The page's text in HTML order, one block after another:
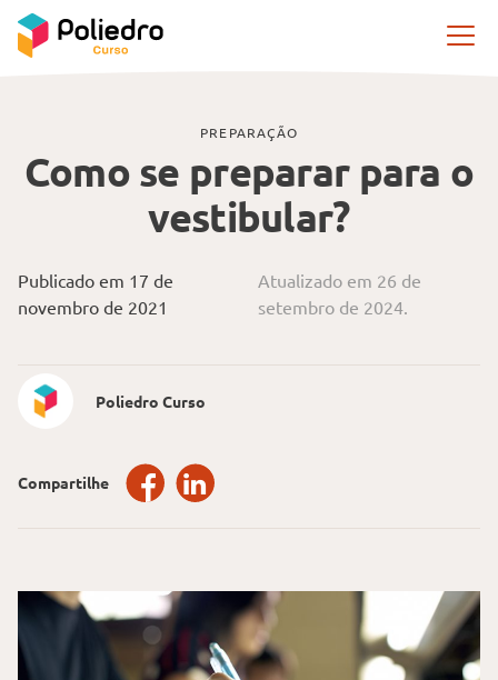
PREPARAÇÃO
Como se preparar para o
vestibular?
Publicado em 17 de
novembro de 2021
Atualizado em 26 de
setembro de 2024.
Poliedro Curso
Compartilhe